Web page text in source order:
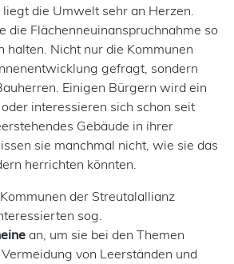
die Umwelt sehr an Herzen.
die Flächenneuinanspruchnahme so
Nicht nur die Kommunen
gefragt, sondern
Einigen Bürgern wird ein
interessieren sich schon seit
Gebäude in ihrer
sie manchmal nicht, wie sie das
herrichten könnten.
der Streutalallianz
sog.
an, um sie bei den Themen
von Leerständen und